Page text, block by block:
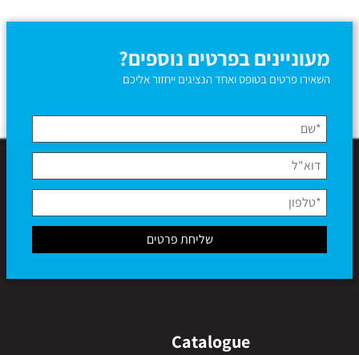
מעוניינים בפרטים נוספים?
השאירו פרטים בטופס ואחד הנציגים ייחזור אליכם
Catalogue